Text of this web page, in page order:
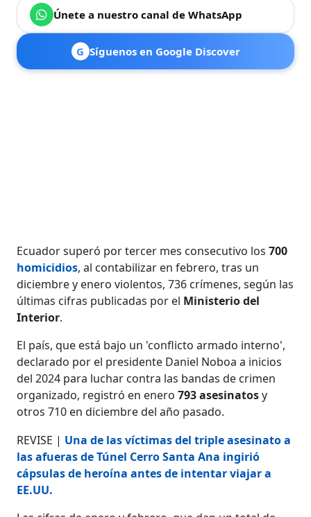
Únete a nuestro canal de WhatsApp
G Síguenos en Google Discover
Ecuador superó por tercer mes consecutivo los700
homicidios, al contabilizar en febrero, tras un
diciembre y enero violentos, 736 crímenes, según las
últimas cifras publicadas por el Ministerio del
Interior.
El país, que está bajo un 'conflicto armado interno',
declarado por el presidente Daniel Noboa a inicios
del 2024 para luchar contra las bandas de crimen
organizado, registró en enero793 asesinatosy
otros 710 en diciembre del año pasado.
REVISE | Una de las víctimas del triple asesinato a
las afueras de Túnel Cerro Santa Ana ingirió
cápsulas de heroína antes de intentar viajar a
EE.UU.